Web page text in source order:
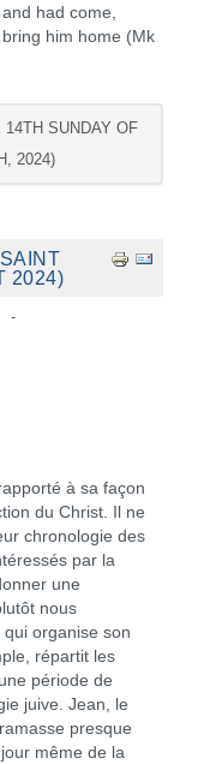
had come,
him home (Mk
SUNDAY OF
2024)
2024)
à sa façon
du Christ. Il ne
chronologie des
par la
une
nous
organise son
répartit les
période de
juive. Jean, le
presque
même de la